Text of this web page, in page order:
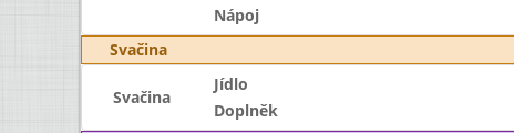
Nápoj
Svačina
Svačina
Jídlo
Doplněk